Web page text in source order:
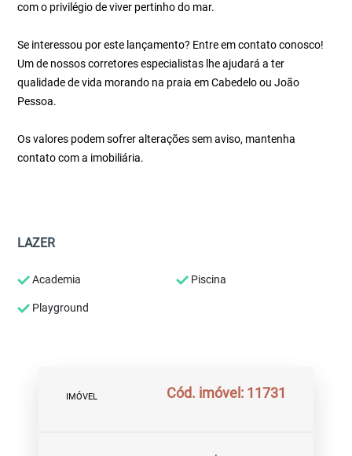
com o privilégio de viver pertinho do mar.
Se interessou por este lançamento? Entre em contato conosco!
Um de nossos corretores especialistas lhe ajudará a ter
qualidade de vida morando na praia em Cabedelo ou João
Pessoa.
Os valores podem sofrer alterações sem aviso, mantenha
contato com a imobiliária.
LAZER
Academia Piscina
Playground
IMÓVEL Cód. imóvel: 11731